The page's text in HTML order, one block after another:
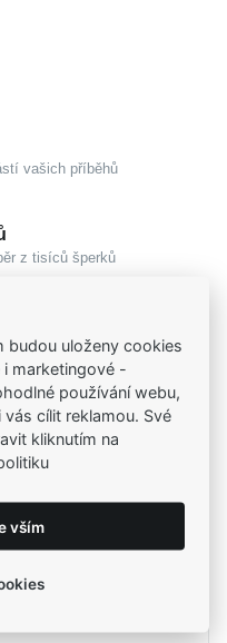
vašich příběhů
z tisíců šperků
vybraným šperkům
4 prodejen
budou uloženy cookies
i marketingové -
používání webu,
cílit reklamou. Své
kliknutím na
vším